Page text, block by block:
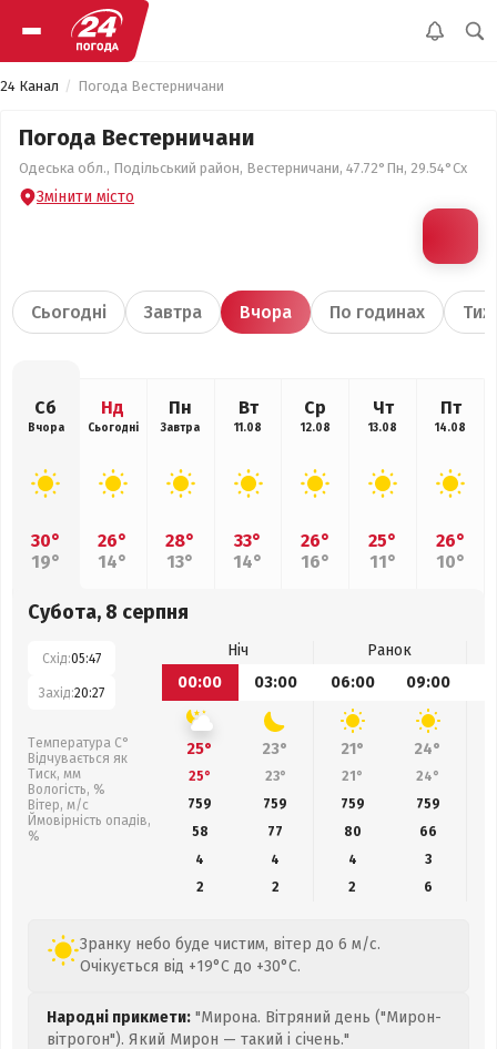
24 Канал Погода Вестерничани
Погода Вестерничани
Одеська обл., Подільський район, Вестерничани, 47.72°Пн, 29.54°Сх
Змінити місто
Сьогодні Завтра Вчора По годинах
Сб
Вчора
30°
19°
Нд
Сьогодні
26°
14°
Пн
Завтра
28°
13°
Вт
11.08
33°
14°
Ср
12.08
26°
16°
Чт
13.08
25°
11°
Пт
14.08
26°
10°
Субота, 8 серпня
Схід:05:47
Захід:20:27
Температура С°
Відчувається як
Тиск, мм
Вологість, %
Вітер, м/с
Ймовірність опадів,
%
Ніч
Ранок
00:00
03:00 06:00 09:00
25° 23° 21° 24°
25° 23° 21° 24°
759
759 759 759
58
77 80 66
4
4 4
3
2
2 2 6
Зранку небо буде чистим, вітер до 6 м/с.
Очікується від +19°C до +30°C.
Народні прикмети: "Мирона. Вітряний день ("Мирон-
вітрогон"). Який Мирон — такий і січень."